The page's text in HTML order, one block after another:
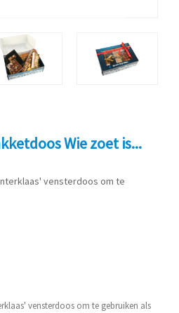
Wie zoet is...
vensterdoos om te
vensterdoos om te gebruiken als